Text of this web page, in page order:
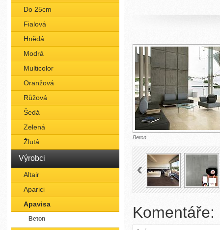
Do 25cm
Fialová
Hnědá
Modrá
Multicolor
Oranžová
Růžová
Šedá
Zelená
Žlutá
Výrobci
Altair
Aparici
Apavisa
Beton
Beton
Komentáře: